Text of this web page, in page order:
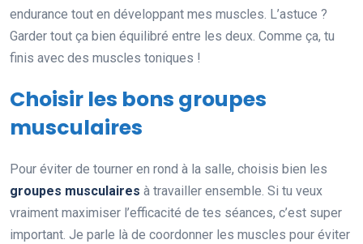
endurance tout en développant mes muscles. L’astuce ?
Garder tout ça bien équilibré entre les deux. Comme ça, tu
finis avec des muscles toniques !
Choisir les bons groupes
musculaires
Pour éviter de tourner en rond à la salle, choisis bien les
groupes musculaires à travailler ensemble. Si tu veux
vraiment maximiser l’efficacité de tes séances, c’est super
important. Je parle là de coordonner les muscles pour éviter